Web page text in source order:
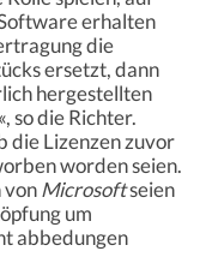
erhalten
die
ersetzt, dann
hergestellten
so die Richter.
die Lizenzen zuvor
worden seien.
vonMicrosoftseien
um
abbedungen